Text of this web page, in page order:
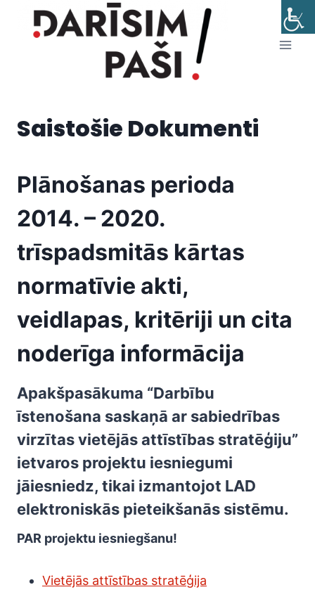
Saistošie Dokumenti
Plānošanas perioda
2014. – 2020.
trīspadsmitās kārtas
normatīvie akti,
veidlapas, kritēriji un cita
noderīga informācija
Apakšpasākuma “Darbību
īstenošana saskaņā ar sabiedrības
virzītas vietējās attīstības stratēģiju”
ietvaros projektu iesniegumi
jāiesniedz, tikai izmantojot LAD
elektroniskās pieteikšanās sistēmu.
PAR projektu iesniegšanu!
Vietējās attīstības stratēģija